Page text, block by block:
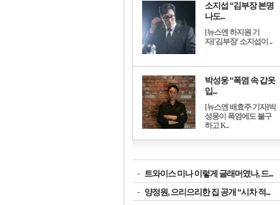
소지섭 “김부장 본명
나도...
[뉴스엔 하지원 기
자]'김부장' 소지섭이 ..
박성웅 “폭염 속 갑옷
입...
[뉴스엔 배효주 기자]박
성웅이 폭염에도 불구
하고 K..
- 트와이스 미나 이렇게 글래머였나, 드...
- 양정원, 으리으리한 집 공개 “시차 적...